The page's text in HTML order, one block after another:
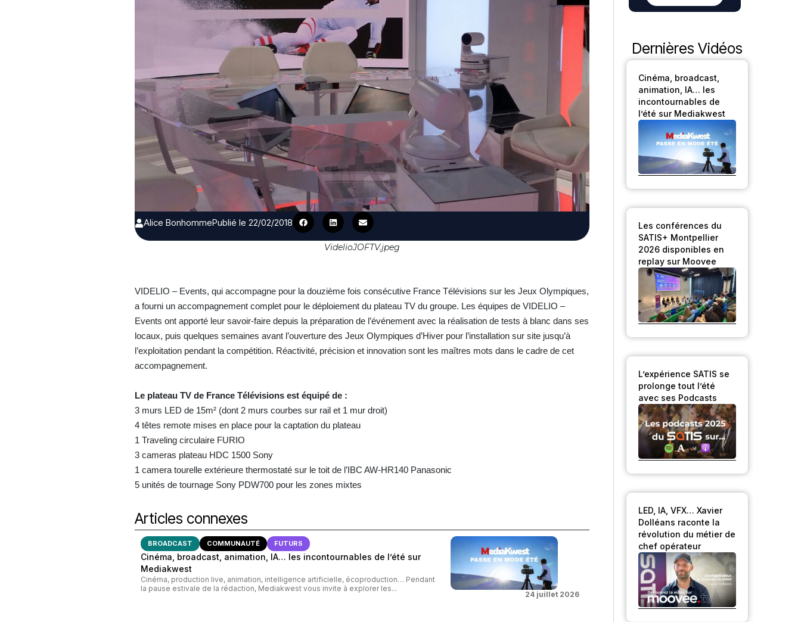
Alice BonhommePublié le 22/02/2018
VidelioJOFTV.jpeg
VIDELIO – Events, qui accompagne pour la douzième fois consécutive France Télévisions sur les Jeux Olympiques,
a fourni un accompagnement complet pour le déploiement du plateau TV du groupe. Les équipes de VIDELIO –
Events ont apporté leur savoir-faire depuis la préparation de l’événement avec la réalisation de tests à blanc dans ses
locaux, puis quelques semaines avant l’ouverture des Jeux Olympiques d’Hiver pour l’installation sur site jusqu’à
l’exploitation pendant la compétition. Réactivité, précision et innovation sont les maîtres mots dans le cadre de cet
accompagnement.
Le plateau TV de France Télévisions est équipé de :
3 murs LED de 15m² (dont 2 murs courbes sur rail et 1 mur droit)
4 têtes remote mises en place pour la captation du plateau
1 Traveling circulaire FURIO
3 cameras plateau HDC 1500 Sony
1 camera tourelle extérieure thermostaté sur le toit de l’IBC AW-HR140 Panasonic
5 unités de tournage Sony PDW700 pour les zones mixtes
Articles connexes
BROADCAST COMMUNAUTÉ FUTURS
Cinéma, broadcast, animation, IA… les incontournables de l’été sur
Mediakwest
Cinéma, production live, animation, intelligence artificielle, écoproduction… Pendant
la pause estivale de la rédaction, Mediakwest vous invite à explorer les...
24 juillet 2026
Dernières Vidéos
Cinéma, broadcast,
animation, IA… les
incontournables de
l’été sur Mediakwest
Les conférences du
SATIS+ Montpellier
2026 disponibles en
replay sur Moovee
L’expérience SATIS se
prolonge tout l’été
avec ses Podcasts
LED, IA, VFX… Xavier
Dolléans raconte la
révolution du métier de
chef opérateur